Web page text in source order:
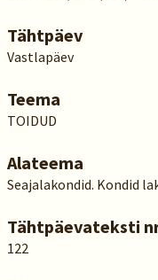
Tähtpäev
Vastlapäev
Teema
TOIDUD
Alateema
Seajalakondid. Kondid
Tähtpäevateksti
122